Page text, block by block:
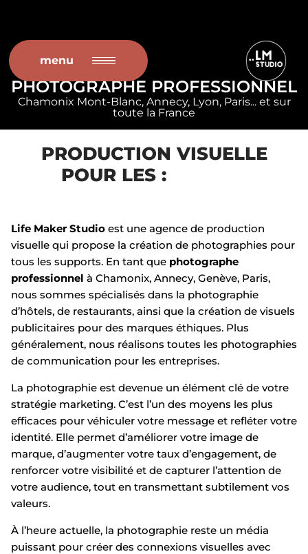
Aller
au
contenu
menu
PHOTOGRAPHE PROFESSIONNEL
Chamonix Mont-Blanc, Annecy, Lyon, Paris... et sur
toute la France
PRODUCTION VISUELLE
POUR LES :
Life Maker Studio est une agence de production
visuelle qui propose la création de photographies pour
tous les supports. En tant que photographe
professionnel à Chamonix, Annecy, Genève, Paris,
nous sommes spécialisés dans la photographie
d’hôtels, de restaurants, ainsi que la création de visuels
publicitaires pour des marques éthiques. Plus
généralement, nous réalisons toutes les photographies
de communication pour les entreprises.
La photographie est devenue un élément clé de votre
stratégie marketing. C’est l’un des moyens les plus
efficaces pour véhiculer votre message et refléter votre
identité. Elle permet d’améliorer votre image de
marque, d’augmenter votre taux d’engagement, de
renforcer votre visibilité et de capturer l’attention de
votre audience, tout en transmettant subtilement vos
valeurs.
À l’heure actuelle, la photographie reste un média
puissant pour créer des connexions visuelles avec